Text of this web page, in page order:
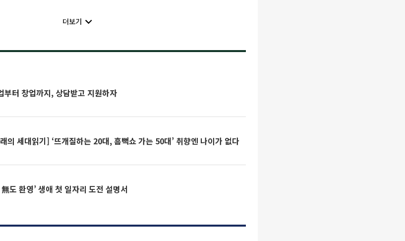
더보기
부터 창업까지, 상담받고 지원하자
의 세대읽기] ‘뜨개질하는 20대, 흠뻑쇼 가는 50대’ 취향엔 나이가 없다
‘경험 無도 환영’ 생애 첫 일자리 도전 설명서